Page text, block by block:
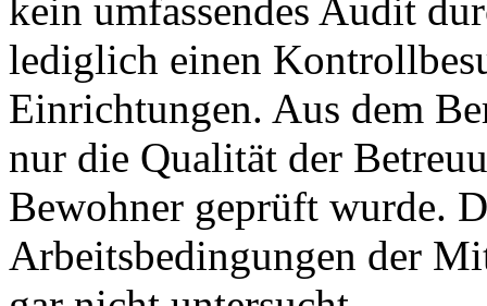
kein umfassendes Audit
lediglich einen
Einrichtungen. Aus dem
nur die Qualität der
Bewohner geprüft wurde.
Arbeitsbedingungen der